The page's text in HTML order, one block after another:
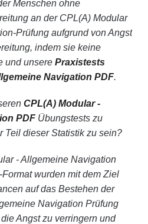
Menschen ohne
an der CPL(A) Modular
Prüfung aufgrund von Angst
indem sie keine
und unsere Praxistests
Navigation PDF.
CPL(A) Modular -
PDF Übungstests zu
Teil dieser Statistik zu sein?
- Allgemeine Navigation
wurden mit dem Ziel
auf das Bestehen der
Navigation Prüfung
Angst zu verringern und